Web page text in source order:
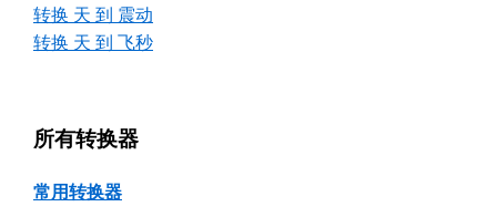
转换 天 到 震动
转换 天 到 飞秒
所有转换器
常用转换器